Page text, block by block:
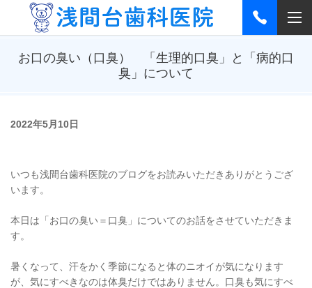
お口の臭い（口臭） 「生理的口臭」と「病的口
臭」について
2022年5月10日
いつも浅間台歯科医院のブログをお読みいただきありがとうござ
います。
本日は「お口の臭い＝口臭」についてのお話をさせていただきま
す。
暑くなって、汗をかく季節になると体のニオイが気になります
が、気にすべきなのは体臭だけではありません。口臭も気にすべ